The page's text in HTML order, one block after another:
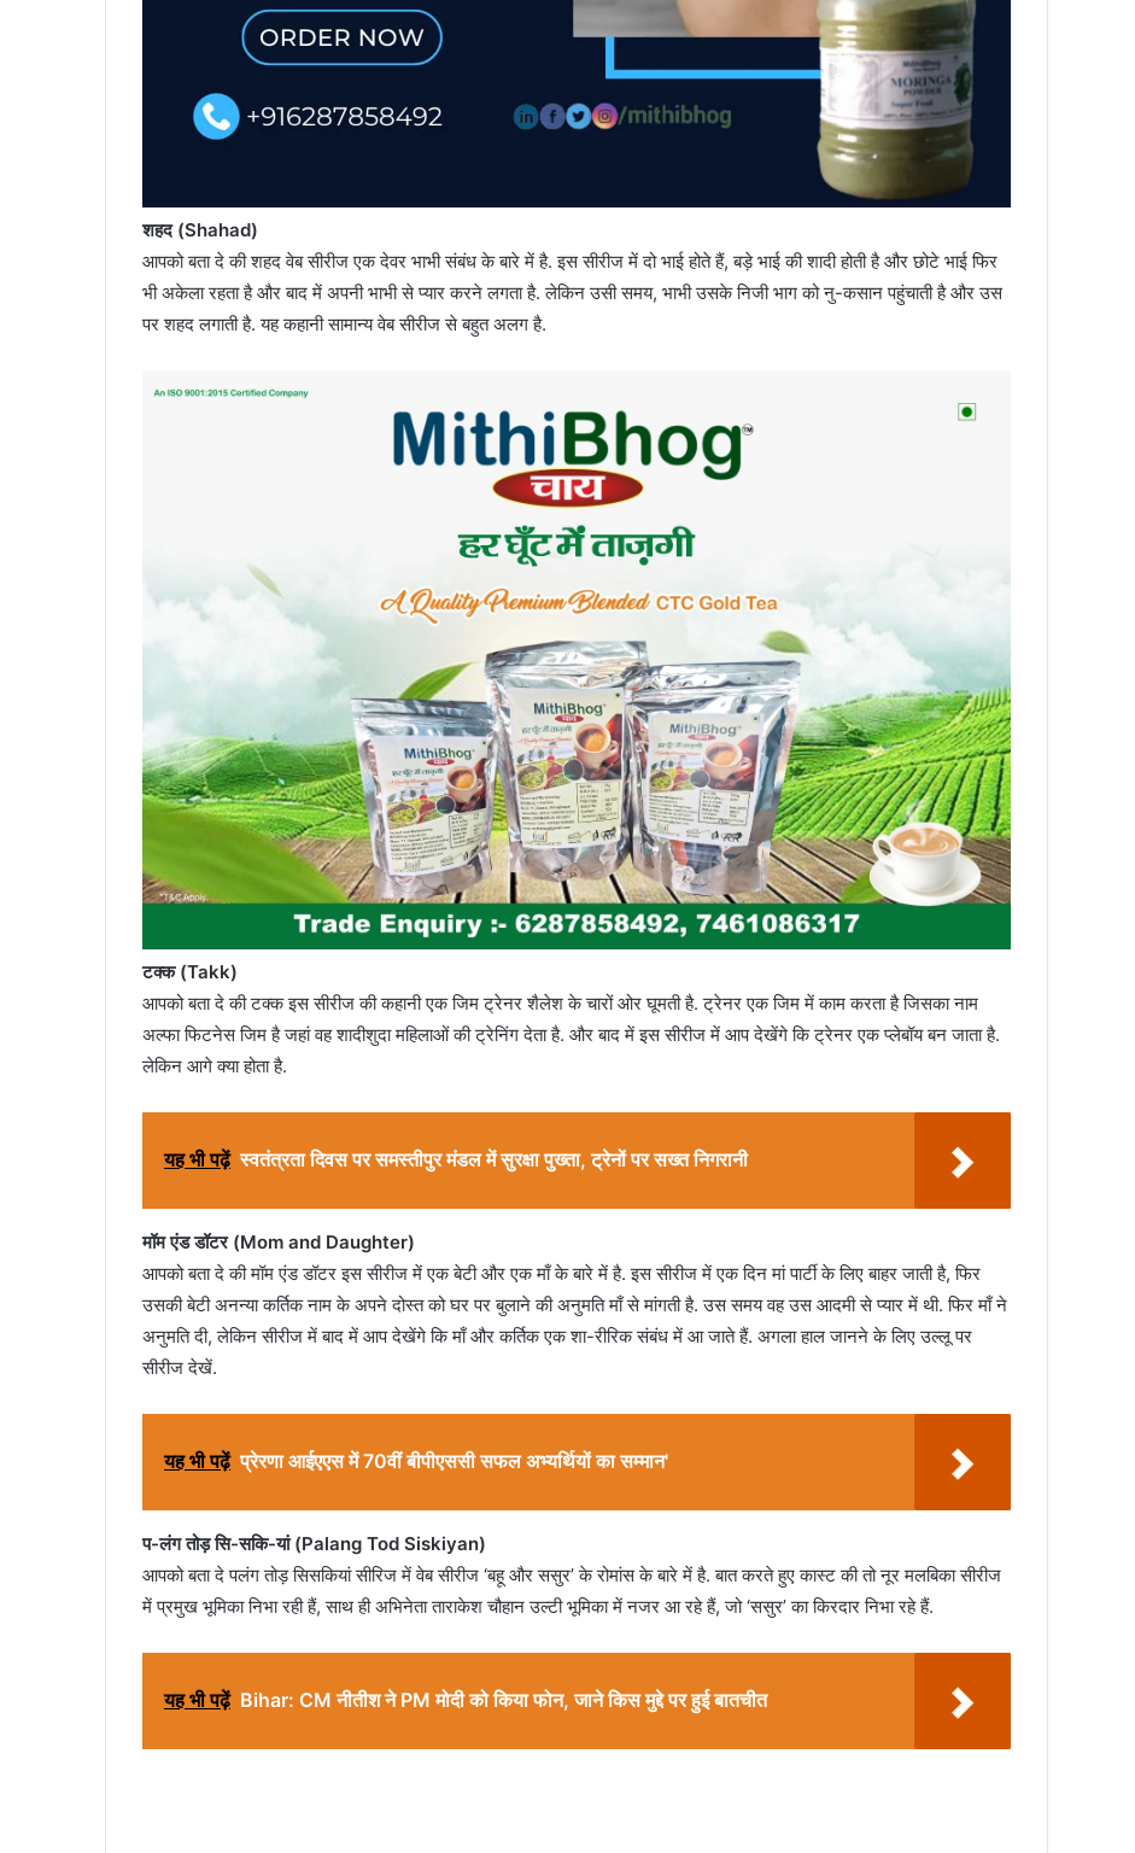
शहद (Shahad)
आपको बता दे की शहद वेब सीरीज एक देवर भाभी संबंध के बारे में है. इस सीरीज में दो भाई होते हैं, बड़े भाई की शादी होती है और छोटे भाई फिर
भी अकेला रहता है और बाद में अपनी भाभी से प्यार करने लगता है. लेकिन उसी समय, भाभी उसके निजी भाग को नु-कसान पहुंचाती है और उस
पर शहद लगाती है. यह कहानी सामान्य वेब सीरीज से बहुत अलग है.
टक्क (Takk)
आपको बता दे की टक्क इस सीरीज की कहानी एक जिम ट्रेनर शैलेश के चारों ओर घूमती है. ट्रेनर एक जिम में काम करता है जिसका नाम
अल्फा फिटनेस जिम है जहां वह शादीशुदा महिलाओं की ट्रेनिंग देता है. और बाद में इस सीरीज में आप देखेंगे कि ट्रेनर एक प्लेबॉय बन जाता है.
लेकिन आगे क्या होता है.
यह भी पढ़ें स्वतंत्रता दिवस पर समस्तीपुर मंडल में सुरक्षा पुख्ता, ट्रेनों पर सख्त निगरानी
मॉम एंड डॉटर (Mom and Daughter)
आपको बता दे की मॉम एंड डॉटर इस सीरीज में एक बेटी और एक माँ के बारे में है. इस सीरीज में एक दिन मां पार्टी के लिए बाहर जाती है, फिर
उसकी बेटी अनन्या कर्तिक नाम के अपने दोस्त को घर पर बुलाने की अनुमति माँ से मांगती है. उस समय वह उस आदमी से प्यार में थी. फिर माँ ने
अनुमति दी, लेकिन सीरीज में बाद में आप देखेंगे कि माँ और कर्तिक एक शा-रीरिक संबंध में आ जाते हैं. अगला हाल जानने के लिए उल्लू पर
सीरीज देखें.
यह भी पढ़ें प्रेरणा आईएएस में 70वीं बीपीएससी सफल अभ्यर्थियों का सम्मान'
प-लंग तोड़ सि-सकि-यां (Palang Tod Siskiyan)
आपको बता दे पलंग तोड़ सिसकियां सीरिज में वेब सीरीज ‘बहू और ससुर’ के रोमांस के बारे में है. बात करते हुए कास्ट की तो नूर मलबिका सीरीज
में प्रमुख भूमिका निभा रही हैं, साथ ही अभिनेता ताराकेश चौहान उल्टी भूमिका में नजर आ रहे हैं, जो ‘ससुर’ का किरदार निभा रहे हैं.
यह भी पढ़ें Bihar: CM नीतीश ने PM मोदी को किया फोन, जाने किस मुद्दे पर हुई बातचीत